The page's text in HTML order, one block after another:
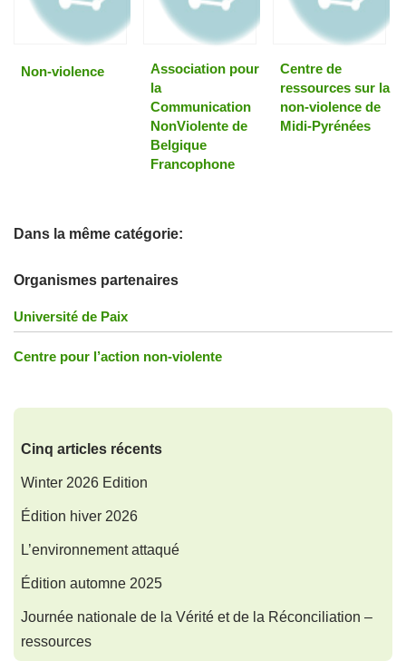
Non-violence
Association pour
la
Communication
NonViolente de
Belgique
Francophone
Centre de
ressources sur la
non-violence de
Midi-Pyrénées
Dans la même catégorie:
Organismes partenaires
Université de Paix
Centre pour l’action non-violente
Cinq articles récents
Winter 2026 Edition
Édition hiver 2026
L’environnement attaqué
Édition automne 2025
Journée nationale de la Vérité et de la Réconciliation –
ressources